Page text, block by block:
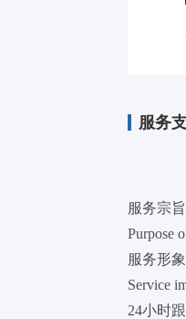
服务
服务宗
Purpose
服务形
Service
24小时